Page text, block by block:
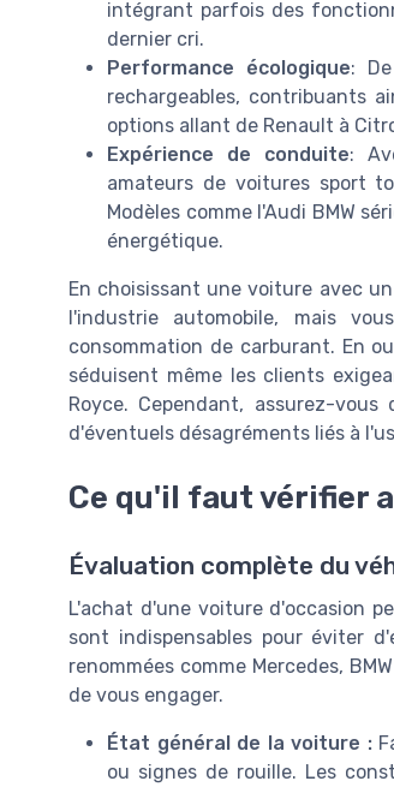
intégrant parfois des
dernier cri.
Performance écologique:
rechargeables, contribuants
options allant de Renault à
Expérience de conduite:
amateurs de voitures sport
Modèles comme l'Audi BMW
énergétique.
En choisissant une voiture avec
l'industrie automobile, mais
consommation de carburant. En
séduisent même les clients
Royce. Cependant, assurez-vous
d'éventuels désagréments liés à
Ce qu'il faut vérifier
Évaluation complète du
L'achat d'une voiture d'occasion
sont indispensables pour éviter
renommées comme Mercedes,
de vous engager.
État général de la voiture :
ou signes de rouille. Les